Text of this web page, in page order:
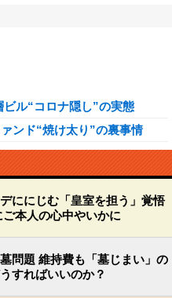
ル“コロナ隠し”の実態
ンド“焼け太り”の裏事情
ににじむ「皇室を担う」覚悟
本人の心中やいかに
問題 維持費も「墓じまい」の
すればいいのか？